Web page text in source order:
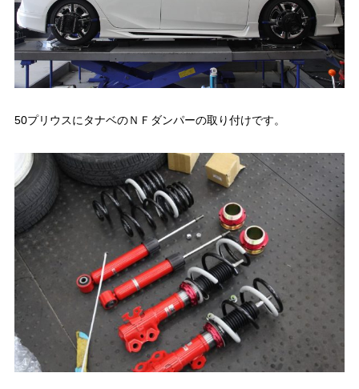
50プリウスにタナベのＮＦダンパーの取り付けです。